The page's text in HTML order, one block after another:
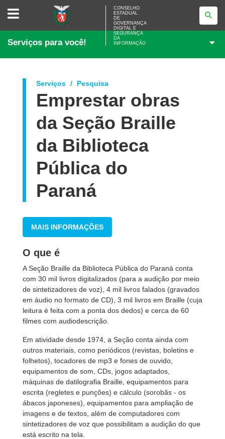
CONSELHO
ESTADUAL
GOVERNANÇA
E
DA
CONSELHO
ESTADUAL
DE
GOVERNANÇA
DIGITAL E
SEGURANÇA
DA
INFORMAÇÃO
Serviços para você!
Serviços Pesquisa
Emprestar obras
da Seção Braille
da Biblioteca
Pública do
Paraná
MAIS INFORMAÇÕES
O que é
A Seção Braille da Biblioteca Pública do Paraná conta
com 30 mil livros digitalizados (para a audição por meio
de sintetizadores de voz), 4 mil livros falados (gravados
em áudio no formato de CD), 3 mil livros em Braille (cuja
leitura é feita com a ponta dos dedos) e cerca de 60
filmes com audiodescrição.
Em atividade desde 1974, a Seção conta ainda com
outros materiais, como periódicos (revistas, boletins e
folhetos), tocadores de mp3 e fones de ouvido,
equipamentos de som, CDs, jogos adaptados,
máquinas de datilografia Braille, equipamentos para
escrita (regletes e punções) e cálculo (sorobãs - os
ábacos japoneses), equipamentos para ampliação de
imagens e de textos, além de computadores com
sintetizadores de voz que possibilitam a audição do que
está escrito na tela.